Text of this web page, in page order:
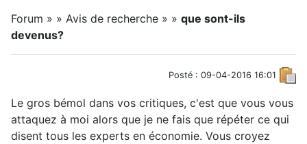
Forum » » Avis de recherche » » que sont-ils
devenus?
Posté : 09-04-2016 16:01
Le gros bémol dans vos critiques, c'est que vous vous
attaquez à moi alors que je ne fais que répéter ce qui
disent tous les experts en économie. Vous croyez